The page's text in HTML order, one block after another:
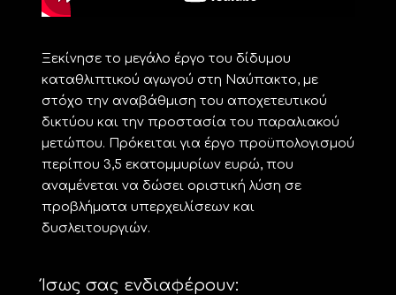
Ξεκίνησε το μεγάλο έργο του δίδυμου
καταθλιπτικού αγωγού στη Ναύπακτο, με
στόχο την αναβάθμιση του αποχετευτικού
δικτύου και την προστασία του παραλιακού
μετώπου. Πρόκειται για έργο προϋπολογισμού
περίπου 3,5 εκατομμυρίων ευρώ, που
αναμένεται να δώσει οριστική λύση σε
προβλήματα υπερχειλίσεων και
δυσλειτουργιών.
Ίσως σας ενδιαφέρουν: